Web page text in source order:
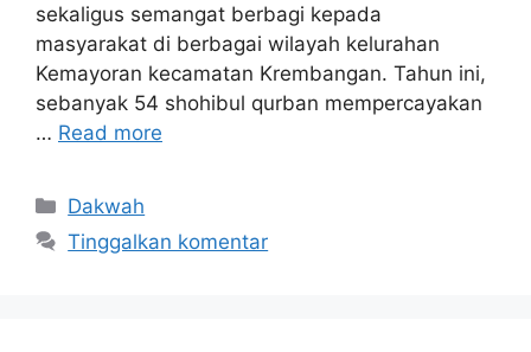
sekaligus semangat berbagi kepada
masyarakat di berbagai wilayah kelurahan
Kemayoran kecamatan Krembangan. Tahun ini,
sebanyak 54 shohibul qurban mempercayakan
… Read more
Kategori
Dakwah
Tinggalkan komentar